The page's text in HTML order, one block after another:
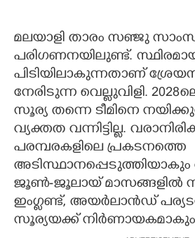
മലയാളി താരം സഞ്ജു
പരിഗണനയിലുണ്ട്. സ്ഥിരമായി
പിടിയിലാകുന്നതാണ്
നേരിടുന്ന വെല്ലുവിളി.
സൂര്യ തന്നെ ടീമിനെ
വ്യക്തത വന്നിട്ടില്ല.
പരമ്പരകളിലെ പ്രകടനത്തെ
ജൂണ്‍-ജൂലായ് മാസങ്ങളില്‍
ഇംഗ്ലണ്ട്, അയര്‍ലാന്‍ഡ്
സൂര്യയക്ക്